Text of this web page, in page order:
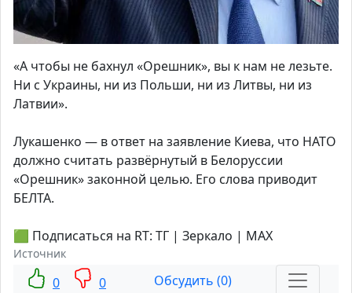
«А чтобы не бахнул «Орешник», вы к нам не лезьте.
Ни с Украины, ни из Польши, ни из Литвы, ни из
Латвии».
Лукашенко — в ответ на заявление Киева, что НАТО
должно считать развёрнутый в Белоруссии
«Орешник» законной целью. Его слова приводит
БЕЛТА.
🟩 Подписаться на RT: ТГ | Зеркало | MAX
Источник
0 0
Обсудить (0)